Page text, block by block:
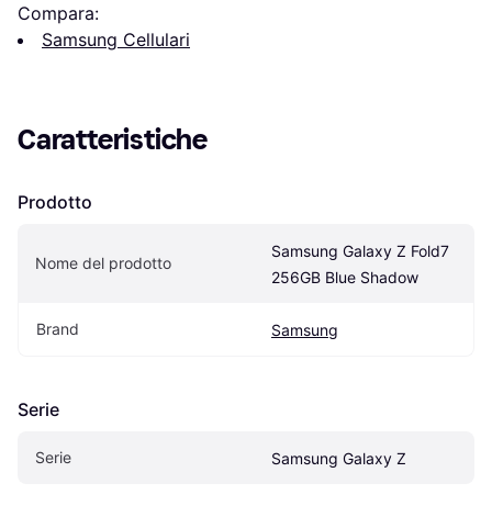
Compara:
Samsung Cellulari
Caratteristiche
Prodotto
Nome del prodotto
Samsung Galaxy Z Fold7
256GB Blue Shadow
Brand Samsung
Serie
Serie Samsung Galaxy Z